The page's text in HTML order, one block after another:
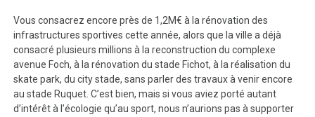
Vous consacrez encore près de 1,2M€ à la rénovation des
infrastructures sportives cette année, alors que la ville a déjà
consacré plusieurs millions à la reconstruction du complexe
avenue Foch, à la rénovation du stade Fichot, à la réalisation du
skate park, du city stade, sans parler des travaux à venir encore
au stade Ruquet. C’est bien, mais si vous aviez porté autant
d’intérêt à l’écologie qu’au sport, nous n’aurions pas à supporter